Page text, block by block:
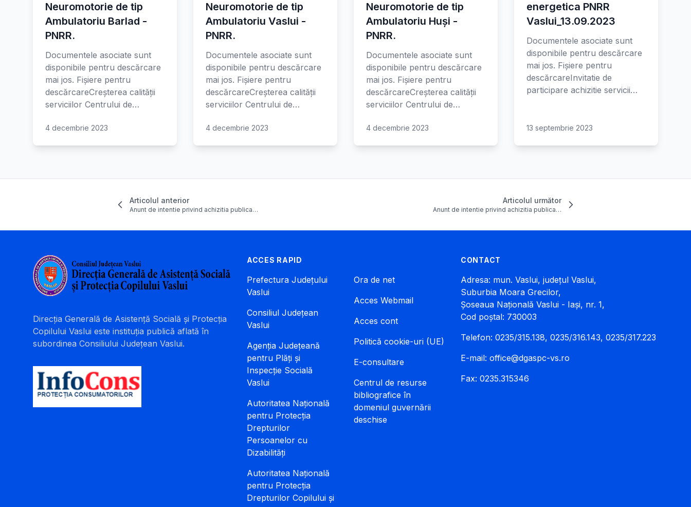
Neuromotorie de tip
Ambulatoriu Barlad -
PNRR.
Documentele asociate sunt
disponibile pentru descărcare
mai jos. Fișiere pentru
descărcareCreșterea calității
serviciilor Centrului de…
4 decembrie 2023
Neuromotorie de tip
Ambulatoriu Vaslui -
PNRR.
Documentele asociate sunt
disponibile pentru descărcare
mai jos. Fișiere pentru
descărcareCreșterea calității
serviciilor Centrului de…
4 decembrie 2023
Neuromotorie de tip
Ambulatoriu Huși -
PNRR.
Documentele asociate sunt
disponibile pentru descărcare
mai jos. Fișiere pentru
descărcareCreșterea calității
serviciilor Centrului de…
4 decembrie 2023
energetica PNRR
Vaslui_13.09.2023
Documentele asociate sunt
disponibile pentru descărcare
mai jos. Fișiere pentru
descărcareInvitatie de
participare achizitie servicii…
13 septembrie 2023
Articolul anterior
Anunt de intentie privind achizitia publica…
Articolul următor
Anunt de intentie privind achizitia publica…
Direcția Generală de Asistență Socială și Protecția
Copilului Vaslui este instituția publică aflată în
subordinea Consiliului Județean Vaslui.
ACCES RAPID
Prefectura Județului
Vaslui
Consiliul Județean
Vaslui
Agenția Județeană
pentru Plăți și
Inspecție Socială
Vaslui
Autoritatea Națională
pentru Protecția
Drepturilor
Persoanelor cu
Dizabilități
Autoritatea Națională
pentru Protecția
Drepturilor Copilului și
Ora de net
Acces Webmail
Acces cont
Politică cookie-uri (UE)
E-consultare
Centrul de resurse
bibliografice în
domeniul guvernării
deschise
CONTACT
Adresa: mun. Vaslui, județul Vaslui,
Suburbia Moara Grecilor,
Șoseaua Națională Vaslui - Iași, nr. 1,
Cod poștal: 730003
Telefon: 0235/315.138, 0235/316.143, 0235/317.223
E-mail: office@dgaspc-vs.ro
Fax: 0235.315346